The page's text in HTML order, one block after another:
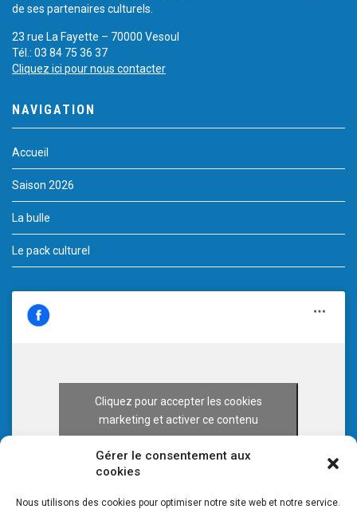
Gérer le consentement aux
cookies
Nous utilisons des cookies pour optimiser notre site web et notre service.
de ses partenaires culturels.
23 rue La Fayette – 70000 Vesoul
Tél.: 03 84 75 36 37
Cliquez ici pour nous contacter
NAVIGATION
Accueil
Saison 2026
La bulle
Le pack culturel
Cliquez pour accepter les cookies
marketing et activer ce contenu